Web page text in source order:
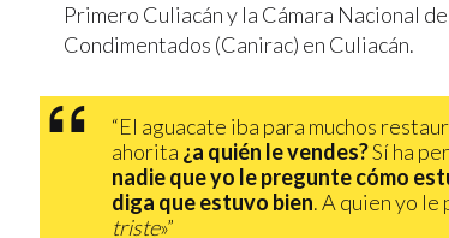
Primero Culiacán y la Cámara Nacional
Condimentados (Canirac) en Culiacán.
“El aguacate iba para muchos
ahorita ¿a quién le vendes?Sí ha
nadie que yo le pregunte cómo
diga que estuvo bien. A quien yo le
triste»”